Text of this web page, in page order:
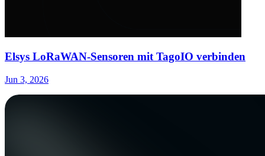
Elsys LoRaWAN-Sensoren mit TagoIO verbinden
Jun 3, 2026